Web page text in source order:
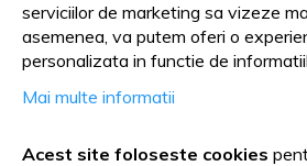
Campania de
serviciilor de marketing sa vizeze
asemenea, va putem oferi o
personalizata in functie de
Mai multe informatii
Acest site foloseste cookies